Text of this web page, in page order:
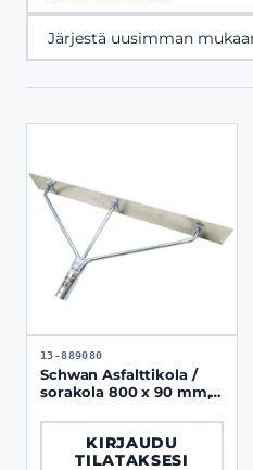
13-889080
Schwan Asfalttikola /
sorakola 800 x 90 mm,
KIRJAUDU
TILATAKSESI